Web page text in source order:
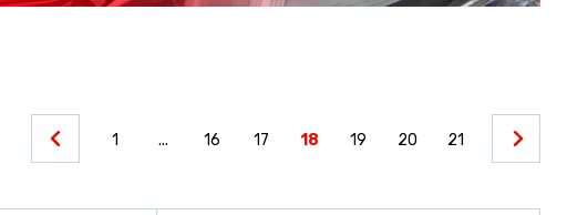
1 ... 16 17 18 19 20 21